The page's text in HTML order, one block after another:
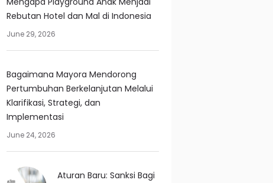
Rebutan Hotel dan Mal di Indonesia
June 29, 2026
Bagaimana Mayora Mendorong
Pertumbuhan Berkelanjutan Melalui
Klarifikasi, Strategi, dan
Implementasi
June 24, 2026
Aturan Baru: Sanksi Bagi